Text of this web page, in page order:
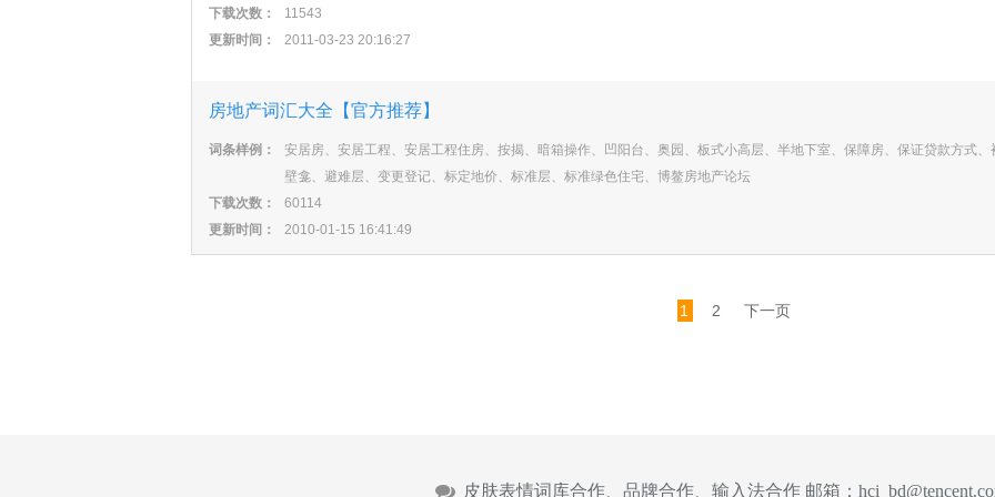
下载次数：
11543
更新时间：
2011-03-23 20:16:27
房地产词汇大全【官方推荐】
词条样例：
安居房、安居工程、安居工程住房、按揭、暗箱操作、凹阳台、奥园、板式小高层、半地下室、保障房、保证贷款方式、
壁龛、避难层、变更登记、标定地价、标准层、标准绿色住宅、博鳌房地产论坛
下载次数：
60114
更新时间：
2010-01-15 16:41:49
1 2 下一页
皮肤表情词库合作、品牌合作、输入法合作 邮箱：